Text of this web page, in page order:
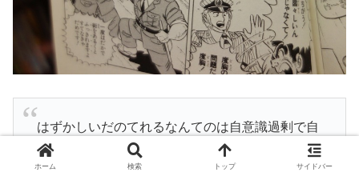
はずかしいだのてれるなんてのは自意識過剰で自
己顕示が強いんですよ！自分をよく見せようと思
っちゃダメ！！
ホーム 検索 トップ サイドバー